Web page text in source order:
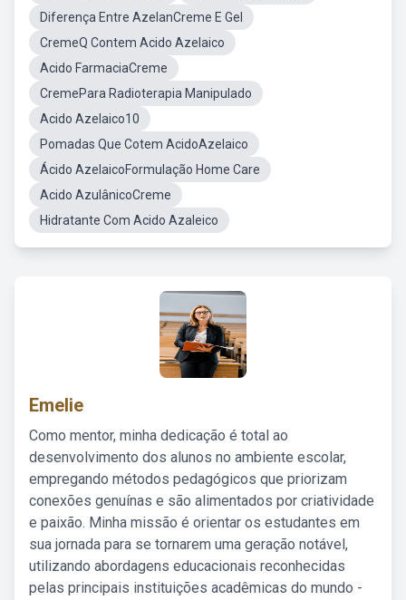
Diferença Entre AzelanCreme E Gel
CremeQ Contem Acido Azelaico
Acido FarmaciaCreme
CremePara Radioterapia Manipulado
Acido Azelaico10
Pomadas Que Cotem AcidoAzelaico
Ácido AzelaicoFormulação Home Care
Acido AzulânicoCreme
Hidratante Com Acido Azaleico
Emelie
Como mentor, minha dedicação é total ao
desenvolvimento dos alunos no ambiente escolar,
empregando métodos pedagógicos que priorizam
conexões genuínas e são alimentados por criatividade
e paixão. Minha missão é orientar os estudantes em
sua jornada para se tornarem uma geração notável,
utilizando abordagens educacionais reconhecidas
pelas principais instituições acadêmicas do mundo -